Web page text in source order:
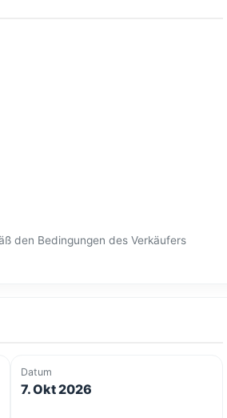
den Bedingungen des Verkäufers
Datum
7. Okt 2026